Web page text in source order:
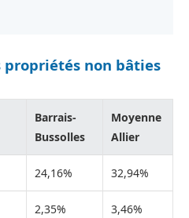
propriétés non bâties
Barrais-
Bussolles
Moyenne
Allier
24,16% 32,94%
2,35% 3,46%